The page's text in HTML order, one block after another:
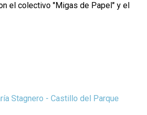
el colectivo "Migas de Papel" y el
Stagnero - Castillo del Parque